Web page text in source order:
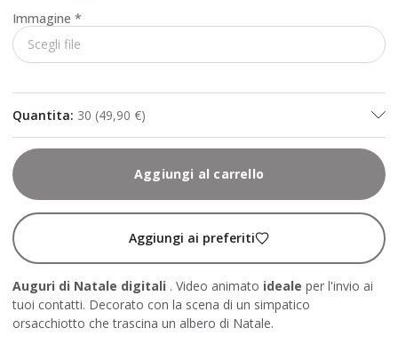
Immagine *
Scegli file
Quantita: 30 (49,90 €)
Aggiungi al carrello
Aggiungi ai preferiti
Auguri di Natale digitali . Video animato ideale per l'invio ai
tuoi contatti. Decorato con la scena di un simpatico
orsacchiotto che trascina un albero di Natale.